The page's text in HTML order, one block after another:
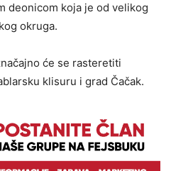
deonicom koja je od velikog
okruga.
će se rasteretiti
klisuru i grad Čačak.